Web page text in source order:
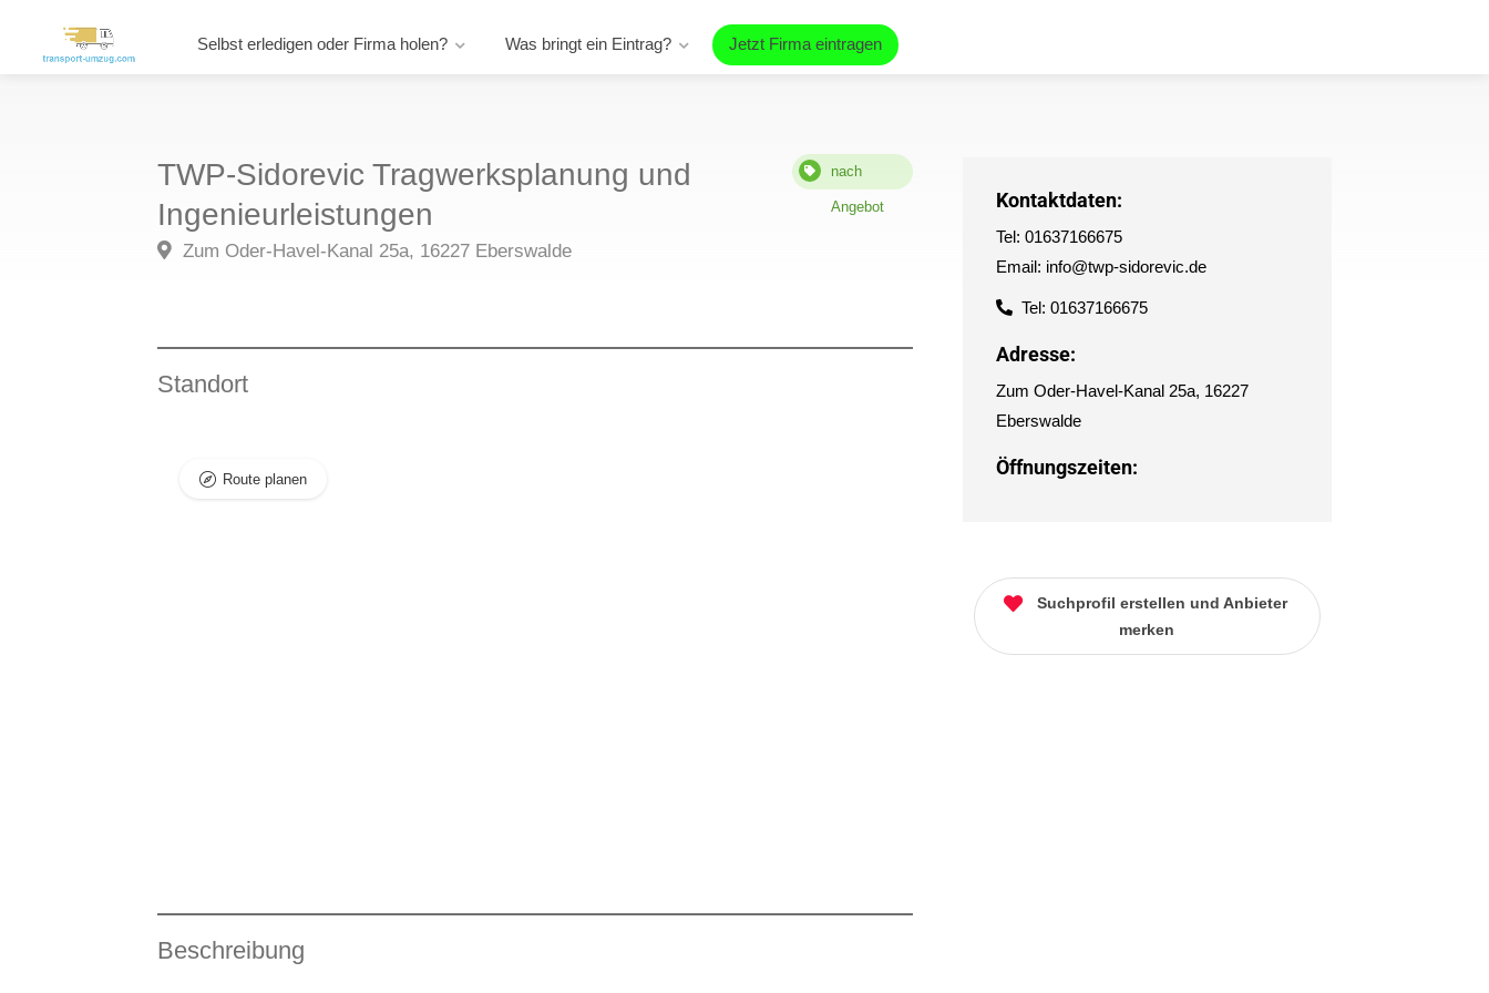
Selbst erledigen oder Firma holen? Was bringt ein Eintrag? Jetzt Firma eintragen
TWP-Sidorevic Tragwerksplanung und
Ingenieurleistungen
nach
Angebot
Zum Oder-Havel-Kanal 25a, 16227 Eberswalde
Standort
Route planen
Beschreibung
Kontaktdaten:
Tel: 01637166675
Email: info@twp-sidorevic.de
Tel: 01637166675
Adresse:
Zum Oder-Havel-Kanal 25a, 16227
Eberswalde
Öffnungszeiten:
Suchprofil erstellen und Anbieter
merken